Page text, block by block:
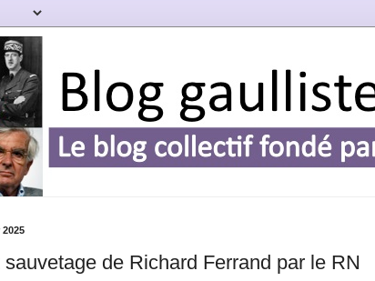
sauvetage de Richard Ferrand par le RN